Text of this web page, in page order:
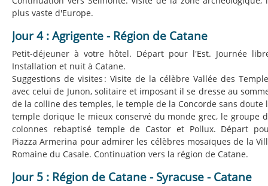
plus vaste d'Europe.
Jour 4 : Agrigente - Région de Catane
Petit-déjeuner à votre hôtel. Départ pour l'Est. Journée
Installation et nuit à Catane.
Suggestions de visites : Visite de la célèbre Vallée des
avec celui de Junon, solitaire et imposant il se dresse au
de la colline des temples, le temple de la Concorde sans doute
temple dorique le mieux conservé du monde grec, le groupe
colonnes rebaptisé temple de Castor et Pollux. Départ
Piazza Armerina pour admirer les célèbres mosaïques de la
Romaine du Casale. Continuation vers la région de Catane.
Jour 5 : Région de Catane - Syracuse - Catane